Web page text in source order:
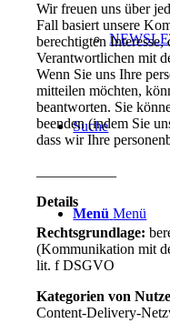
Suche
Menü Menü
Wir freuen uns über
Fall basiert unsere
berechtigten
Verantwortlichen mit
Wenn Sie uns Ihre
mitteilen möchten,
beantworten. Sie
beenden (indem Sie
dass wir Ihre
Details
Rechtsgrundlage:
(Kommunikation mit
lit. f DSGVO
Kategorien von
Content-Delivery-